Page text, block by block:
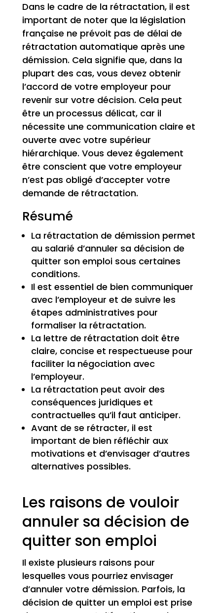
Dans le cadre de la rétractation, il est
important de noter que la législation
française ne prévoit pas de délai de
rétractation automatique après une
démission. Cela signifie que, dans la
plupart des cas, vous devez obtenir
l’accord de votre employeur pour
revenir sur votre décision. Cela peut
être un processus délicat, car il
nécessite une communication claire et
ouverte avec votre supérieur
hiérarchique. Vous devez également
être conscient que votre employeur
n’est pas obligé d’accepter votre
demande de rétractation.
Résumé
La rétractation de démission permet
au salarié d’annuler sa décision de
quitter son emploi sous certaines
conditions.
Il est essentiel de bien communiquer
avec l’employeur et de suivre les
étapes administratives pour
formaliser la rétractation.
La lettre de rétractation doit être
claire, concise et respectueuse pour
faciliter la négociation avec
l’employeur.
La rétractation peut avoir des
conséquences juridiques et
contractuelles qu’il faut anticiper.
Avant de se rétracter, il est
important de bien réfléchir aux
motivations et d’envisager d’autres
alternatives possibles.
Les raisons de vouloir
annuler sa décision de
quitter son emploi
Il existe plusieurs raisons pour
lesquelles vous pourriez envisager
d’annuler votre démission. Parfois, la
décision de quitter un emploi est prise